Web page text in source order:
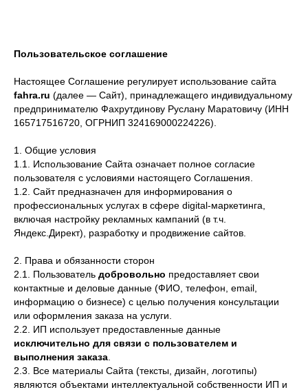
Пользовательское соглашение
Настоящее Соглашение регулирует использование сайта
fahra.ru (далее — Сайт), принадлежащего индивидуальному
предпринимателю Фахрутдинову Руслану Маратовичу (ИНН
165717516720, ОГРНИП 324169000224226).
1. Общие условия
1.1. Использование Сайта означает полное согласие
пользователя с условиями настоящего Соглашения.
1.2. Сайт предназначен для информирования о
профессиональных услугах в сфере digital-маркетинга,
включая настройку рекламных кампаний (в т.ч.
Яндекс.Директ), разработку и продвижение сайтов.
2. Права и обязанности сторон
2.1. Пользователь добровольно предоставляет свои
контактные и деловые данные (ФИО, телефон, email,
информацию о бизнесе) с целью получения консультации
или оформления заказа на услуги.
2.2. ИП использует предоставленные данные
исключительно для связи с пользователем и
выполнения заказа
2.3. Все материалы Сайта (тексты, дизайн, логотипы)
являются объектами интеллектуальной собственности ИП и